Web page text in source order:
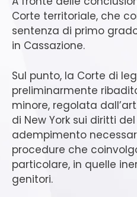
Corte territoriale, che
sentenza di primo
in Cassazione.
Sul punto, la Corte di
preliminarmente
minore, regolata
di New York sui diritti
adempimento
procedure che
particolare, in quelle
genitori.